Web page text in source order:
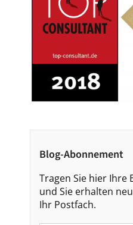
Blog-Abonnement
Tragen Sie hier Ihre
und Sie erhalten
Ihr Postfach.